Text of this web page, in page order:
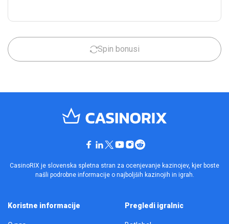
Spin bonusi
CasinoRIX je slovenska spletna stran za ocenjevanje kazinojev, kjer boste
našli podrobne informacije o najboljših kazinojih in igrah.
Koristne informacije Pregledi igralnic